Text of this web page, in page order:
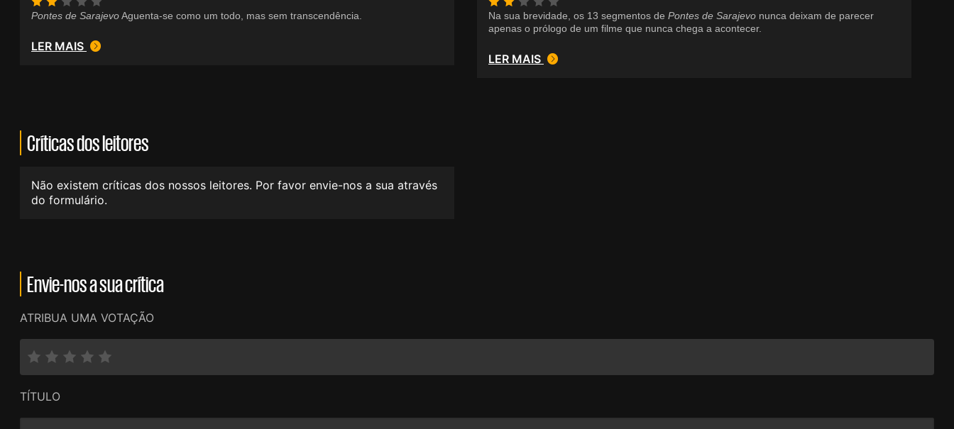
Pontes de SarajevoAguenta-se como um todo, mas sem transcendência.
LER MAIS
Na sua brevidade, os 13 segmentos de Pontes de Sarajevo nunca deixam de parecer
apenas o prólogo de um filme que nunca chega a acontecer.
LER MAIS
Críticas dos leitores
Não existem críticas dos nossos leitores. Por favor envie-nos a sua através
do formulário.
Envie-nos a sua crítica
ATRIBUA UMA VOTAÇÃO
TÍTULO